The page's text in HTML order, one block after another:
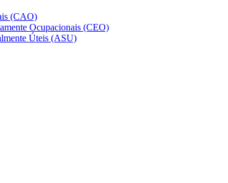
(CAO)
Ocupacionais (CEO)
Úteis (ASU)